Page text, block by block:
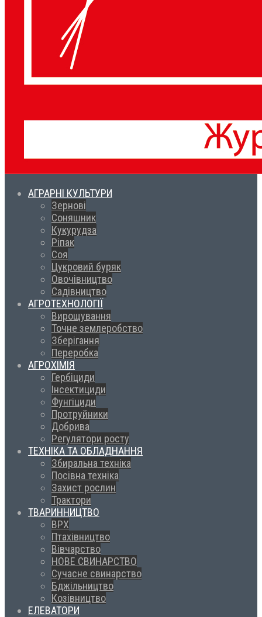
АГРАРНІ КУЛЬТУРИ
Зернові
Соняшник
Кукурудза
Ріпак
Соя
Цукровий буряк
Овочівництво
Садівництво
АГРОТЕХНОЛОГІЇ
Вирощування
Точне землеробство
Зберігання
Переробка
АГРОХІМІЯ
Гербіциди
Інсектициди
Фунгіциди
Протруйники
Добрива
Регулятори росту
ТЕХНІКА ТА ОБЛАДНАННЯ
Збиральна техніка
Посівна техніка
Захист рослин
Трактори
ТВАРИННИЦТВО
ВРХ
Птахівництво
Вівчарство
НОВЕ СВИНАРСТВО
Сучасне свинарство
Бджільництво
Козівництво
ЕЛЕВАТОРИ